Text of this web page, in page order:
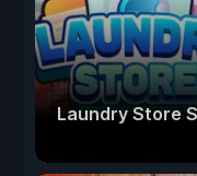
Laundry Store